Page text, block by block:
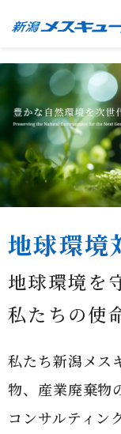
地球環境
地球環境を
私たちの使
私たち新潟メス
物、産業廃棄物
コンサルティン